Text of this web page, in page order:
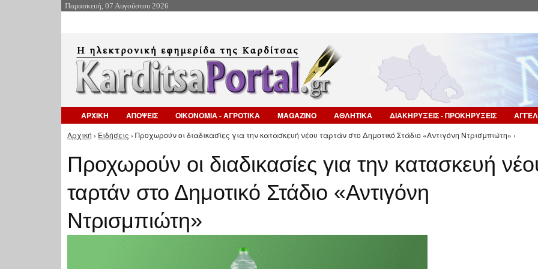
Παρασκευή, 07 Αυγούστου 2026
ΑΡΧΙΚΗ ΑΠΟΨΕΙΣ ΟΙΚΟΝΟΜΙΑ - ΑΓΡΟΤΙΚΑ MAGAZINO ΑΘΛΗΤΙΚΑ ΔΙΑΚΗΡΥΞΕΙΣ - ΠΡΟΚΗΡΥΞΕΙΣ
Είστε εδώ
Αρχική › Ειδήσεις › Προχωρούν οι διαδικασίες για την κατασκευή νέου ταρτάν στο Δημοτικό Στάδιο «Αντιγόνη Ντρισμπιώτη» ›
Προχωρούν οι διαδικασίες για την κατασκευή
ταρτάν στο Δημοτικό Στάδιο «Αντιγόνη
Ντρισμπιώτη»